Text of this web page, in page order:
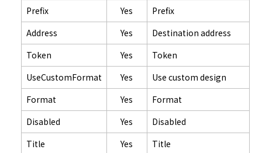
Prefix
Yes
Prefix
Address
Yes
Destination address
Token
Yes
Token
UseCustomFormat
Yes
Use custom design
Format
Yes
Format
Disabled
Yes
Disabled
Title
Yes
Title